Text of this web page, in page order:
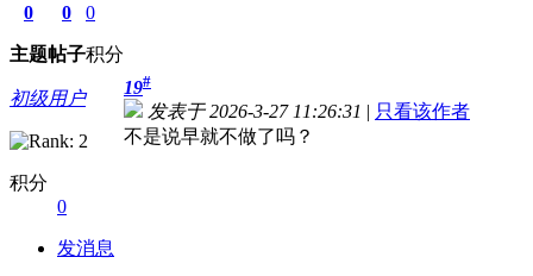
0
主题
0
帖子
0
积分
初级用户
积分
0
发消息
19#
发表于 2026-3-27 11:26:31 | 只看该作者
不是说早就不做了吗？